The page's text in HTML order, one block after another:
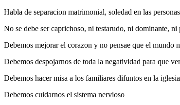
Habla de separacion matrimonial, soledad en las
No se debe ser caprichoso, ni testarudo, ni dominante,
Debemos mejorar el corazon y no pensae que el mundo
Debemos despojarnos de toda la negatividad para que
Debemos hacer misa a los familiares difuntos en la
Debemos cuidarnos el sistema nervioso